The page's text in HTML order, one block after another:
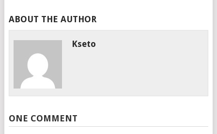
ABOUT THE AUTHOR
Kseto
ONE COMMENT